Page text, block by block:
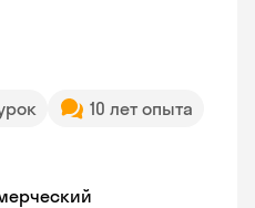
10 лет опыта